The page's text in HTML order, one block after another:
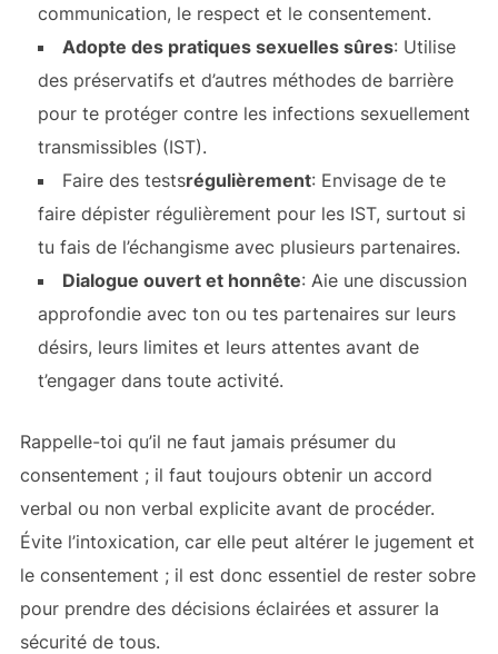
communication, le respect et le consentement.
Adopte des pratiques sexuelles sûres: Utilise
des préservatifs et d’autres méthodes de barrière
pour te protéger contre les infections sexuellement
transmissibles (IST).
Faire des testsrégulièrement: Envisage de te
faire dépister régulièrement pour les IST, surtout si
tu fais de l’échangisme avec plusieurs partenaires.
Dialogue ouvert et honnête: Aie une discussion
approfondie avec ton ou tes partenaires sur leurs
désirs, leurs limites et leurs attentes avant de
t’engager dans toute activité.
Rappelle-toi qu’il ne faut jamais présumer du
consentement ; il faut toujours obtenir un accord
verbal ou non verbal explicite avant de procéder.
Évite l’intoxication, car elle peut altérer le jugement et
le consentement ; il est donc essentiel de rester sobre
pour prendre des décisions éclairées et assurer la
sécurité de tous.